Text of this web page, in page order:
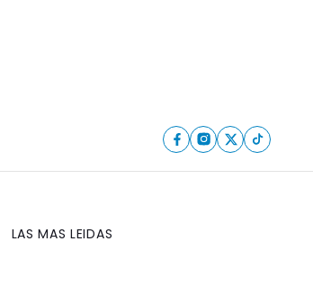
LAS MAS LEIDAS